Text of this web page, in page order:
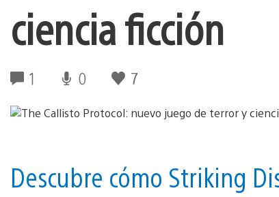
ciencia ficción
1 0 7
Descubre cómo Striking